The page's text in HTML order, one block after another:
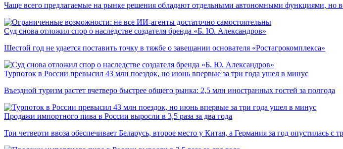
Чаще всего предлагаемые на рынке решения обладают отдельными автономными функциями, но
Суд снова отложил спор о наследстве создателя бренда «Б. Ю. Александров»
Шестой год не удается поставить точку в тяжбе о завещании основателя «Ростагрокомплекса»
Турпоток в России превысил 43 млн поездок, но июнь впервые за три года ушел в минус
Въездной туризм растет вчетверо быстрее общего рынка: 2,5 млн иностранных гостей за полгода
Продажи импортного пива в России выросли в 3,5 раза за два года
Три четверти ввоза обеспечивает Беларусь, второе место у Китая, а Германия за год опустилась с